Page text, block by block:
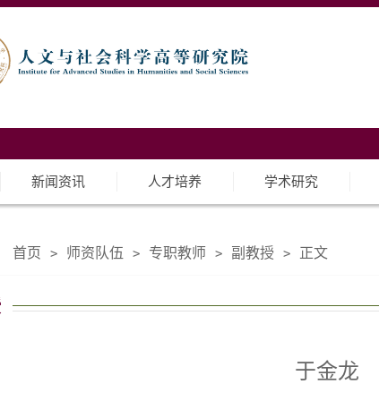
新闻资讯 人才培养 学术研究
首页 > 师资队伍 > 专职教师 > 副教授 > 正文
于金龙